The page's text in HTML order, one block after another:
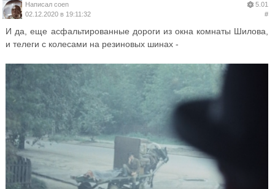
Написал coen
02.12.2020 в 19:11:32
5.01
#
И да, еще асфальтированные дороги из окна комнаты Шилова,
и телеги с колесами на резиновых шинах -